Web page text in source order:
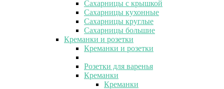
Сахарницы с крышкой
Сахарницы кухонные
Сахарницы круглые
Сахарницы большие
Креманки и розетки
Креманки и розетки
Розетки для варенья
Креманки
Креманки